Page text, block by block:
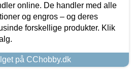
online. De handler med alle
og engros – og deres
forskellige produkter. Klik
på CChobby.dk